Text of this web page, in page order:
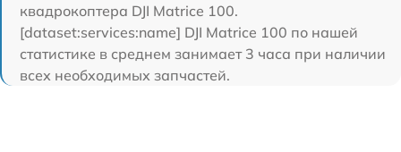
квадрокоптера DJI Matrice 100.
[dataset:services:name] DJI Matrice 100 по нашей
статистике в среднем занимает 3 часа при наличии
всех необходимых запчастей.